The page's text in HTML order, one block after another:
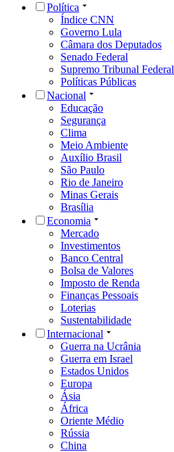
Política
Índice CNN
Governo Lula
Câmara dos Deputados
Senado Federal
Supremo Tribunal Federal
Políticas Públicas
Nacional
Educação
Segurança
Clima
Meio Ambiente
Auxílio Brasil
São Paulo
Rio de Janeiro
Minas Gerais
Brasília
Economia
Mercado
Investimentos
Banco Central
Bolsa de Valores
Imposto de Renda
Finanças Pessoais
Loterias
Sustentabilidade
Internacional
Guerra na Ucrânia
Guerra em Israel
Estados Unidos
Europa
Ásia
África
Oriente Médio
Rússia
China